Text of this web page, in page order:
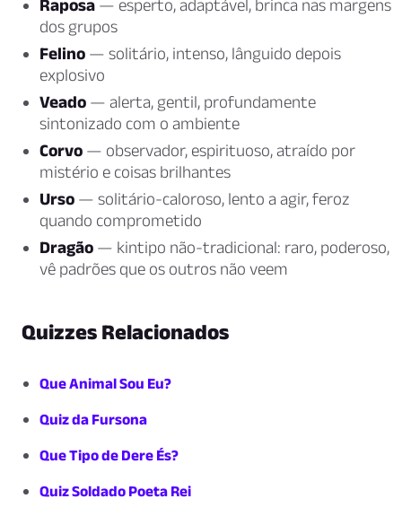
Raposa — esperto, adaptável, brinca nas margens
dos grupos
Felino — solitário, intenso, lânguido depois
explosivo
Veado — alerta, gentil, profundamente
sintonizado com o ambiente
Corvo — observador, espirituoso, atraído por
mistério e coisas brilhantes
Urso — solitário-caloroso, lento a agir, feroz
quando comprometido
Dragão — kintipo não-tradicional: raro, poderoso,
vê padrões que os outros não veem
Quizzes Relacionados
Que Animal Sou Eu?
Quiz da Fursona
Que Tipo de Dere És?
Quiz Soldado Poeta Rei